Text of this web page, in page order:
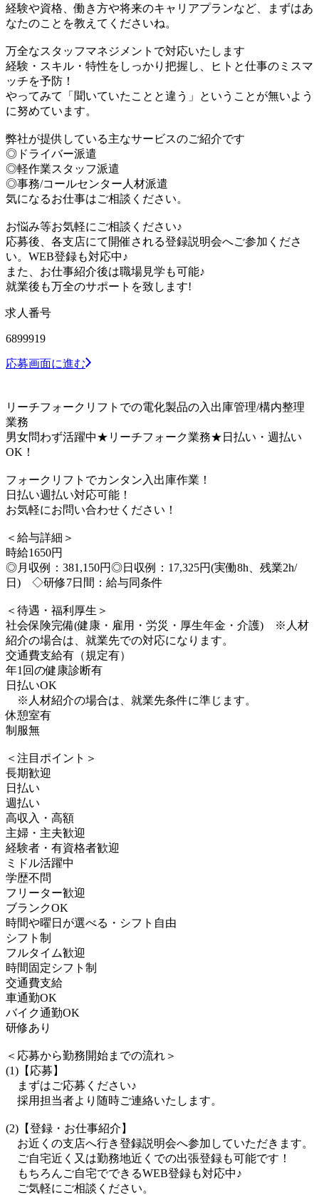
経験や資格、働き方や将来のキャリアプランなど、まずはあ
なたのことを教えてくださいね。
万全なスタッフマネジメントで対応いたします
経験・スキル・特性をしっかり把握し、ヒトと仕事のミスマ
ッチを予防！
やってみて「聞いていたことと違う」ということが無いよう
に努めています。
弊社が提供している主なサービスのご紹介です
◎ドライバー派遣
◎軽作業スタッフ派遣
◎事務/コールセンター人材派遣
気になるお仕事はご相談ください。
お悩み等お気軽にご相談ください♪
応募後、各支店にて開催される登録説明会へご参加くださ
い。WEB登録も対応中♪
また、お仕事紹介後は職場見学も可能♪
就業後も万全のサポートを致します!
求人番号
6899919
応募画面に進む
リーチフォークリフトでの電化製品の入出庫管理/構内整理
業務
男女問わず活躍中★リーチフォーク業務★日払い・週払い
OK！
フォークリフトでカンタン入出庫作業！
日払い週払い対応可能！
お気軽にお問い合わせください！
＜給与詳細＞
時給1650円
◎月収例：381,150円◎日収例：17,325円(実働8h、残業2h/
日) ◇研修7日間：給与同条件
＜待遇・福利厚生＞
社会保険完備(健康・雇用・労災・厚生年金・介護) ※人材
紹介の場合は、就業先での対応になります。
交通費支給有（規定有）
年1回の健康診断有
日払いOK
※人材紹介の場合は、就業先条件に準じます。
休憩室有
制服無
＜注目ポイント＞
長期歓迎
日払い
週払い
高収入・高額
主婦・主夫歓迎
経験者・有資格者歓迎
ミドル活躍中
学歴不問
フリーター歓迎
ブランクOK
時間や曜日が選べる・シフト自由
シフト制
フルタイム歓迎
時間固定シフト制
交通費支給
車通勤OK
バイク通勤OK
研修あり
＜応募から勤務開始までの流れ＞
(1)【応募】
まずはご応募ください♪
採用担当者より随時ご連絡いたします。
(2)【登録・お仕事紹介】
お近くの支店へ行き登録説明会へ参加していただきます。
ご自宅近く又は勤務地近くでの出張登録も可能です！
もちろんご自宅でできるWEB登録も対応中♪
ご気軽にご相談ください。